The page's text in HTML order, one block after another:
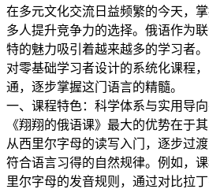
在多元文化交流日益频繁的今天，
多人提升竞争力的选择。俄语作为
特的魅力吸引着越来越多的学习者
对零基础学习者设计的系统化课程
通，逐步掌握这门语言的精髓。
一、课程特色：科学体系与实用导
《翔翔的俄语课》最大的优势在于
从西里尔字母的读写入门，逐步过
符合语言习得的自然规律。例如，
里尔字母的发音规则，通过对比拉